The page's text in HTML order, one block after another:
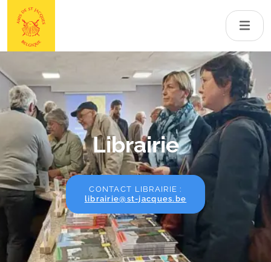
Librairie
CONTACT LIBRAIRIE :
librairie@st-jacques.be